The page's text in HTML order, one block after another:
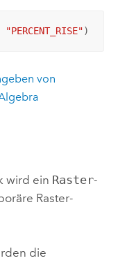
"PERCENT_RISE")
von
wird ein Raster-
Raster-
die